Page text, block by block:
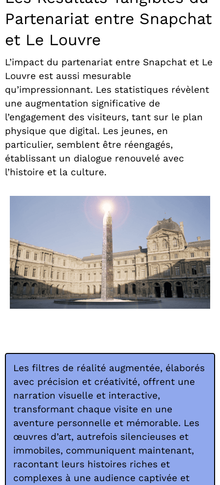
Partenariat entre Snapchat
et Le Louvre
L’impact du partenariat entre Snapchat et Le
Louvre est aussi mesurable
qu’impressionnant. Les statistiques révèlent
une augmentation significative de
l’engagement des visiteurs, tant sur le plan
physique que digital. Les jeunes, en
particulier, semblent être réengagés,
établissant un dialogue renouvelé avec
l’histoire et la culture.
Les filtres de réalité augmentée, élaborés
avec précision et créativité, offrent une
narration visuelle et interactive,
transformant chaque visite en une
aventure personnelle et mémorable. Les
œuvres d’art, autrefois silencieuses et
immobiles, communiquent maintenant,
racontant leurs histoires riches et
complexes à une audience captivée et